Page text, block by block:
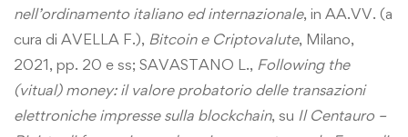
nell’ordinamento italiano ed internazionale, in AA.VV. (a
cura di AVELLA F.), Bitcoin e Criptovalute, Milano,
2021, pp. 20 e ss; SAVASTANO L., Following the
(vitual) money: il valore probatorio delle transazioni
elettroniche impresse sulla blockchain, su Il Centauro –